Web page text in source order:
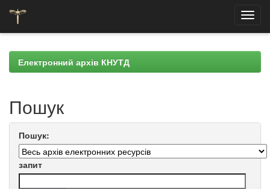
navigationЕлектронний архів КНУТД
Пошук
Пошук:
запит